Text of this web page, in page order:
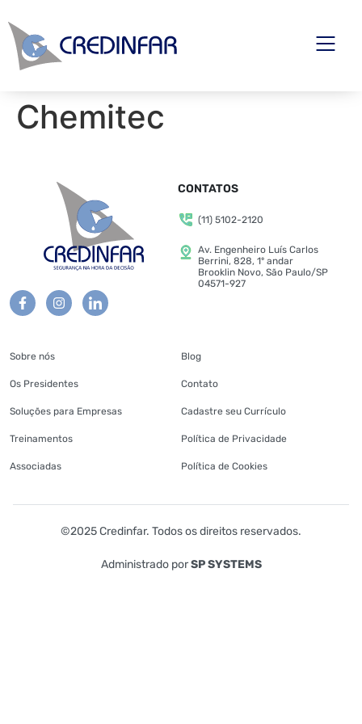
Chemitec
CONTATOS
(11) 5102-2120
Av. Engenheiro Luís Carlos
Berrini, 828, 1º andar
Brooklin Novo, São Paulo/SP
04571-927
Sobre nós
Os Presidentes
Soluções para Empresas
Treinamentos
Associadas
Blog
Contato
Cadastre seu Currículo
Política de Privacidade
Política de Cookies
©2025 Credinfar. Todos os direitos reservados.
Administrado porSP SYSTEMS